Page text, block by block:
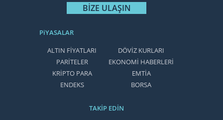
BİZE ULAŞIN
PiYASALAR
ALTIN FİYATLARI
DÖVİZ KURLARI
PARİTELER
EKONOMİ HABERLERİ
KRİPTO PARA
EMTİA
ENDEKS
BORSA
TAKİP EDİN